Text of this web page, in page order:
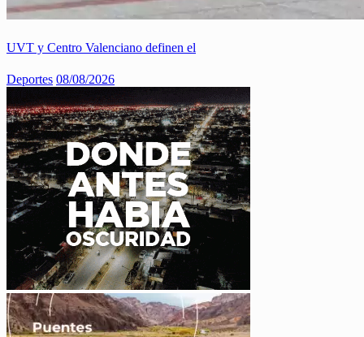
UVT y Centro Valenciano definen el
Deportes 08/08/2026